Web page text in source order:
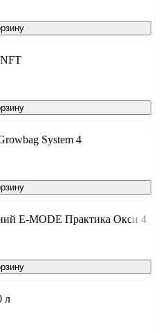
System 4
E-MODE Практика Окси 4
л